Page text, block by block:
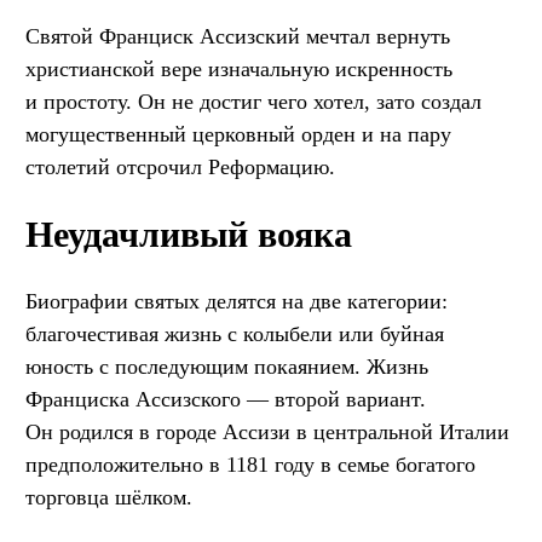
Святой Франциск Ассизский мечтал вернуть
христианской вере изначальную искренность
и простоту. Он не достиг чего хотел, зато создал
могущественный церковный орден и на пару
столетий отсрочил Реформацию.
Неудачливый вояка
Биографии святых делятся на две категории:
благочестивая жизнь с колыбели или буйная
юность с последующим покаянием. Жизнь
Франциска Ассизского — второй вариант.
Он родился в городе Ассизи в центральной Италии
предположительно в 1181 году в семье богатого
торговца шёлком.